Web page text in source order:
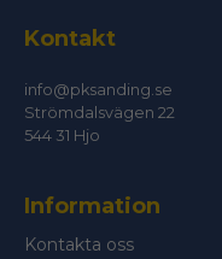
Kontakt
info@pksanding.se
Strömdalsvägen 22
544 31 Hjo
Information
Kontakta oss